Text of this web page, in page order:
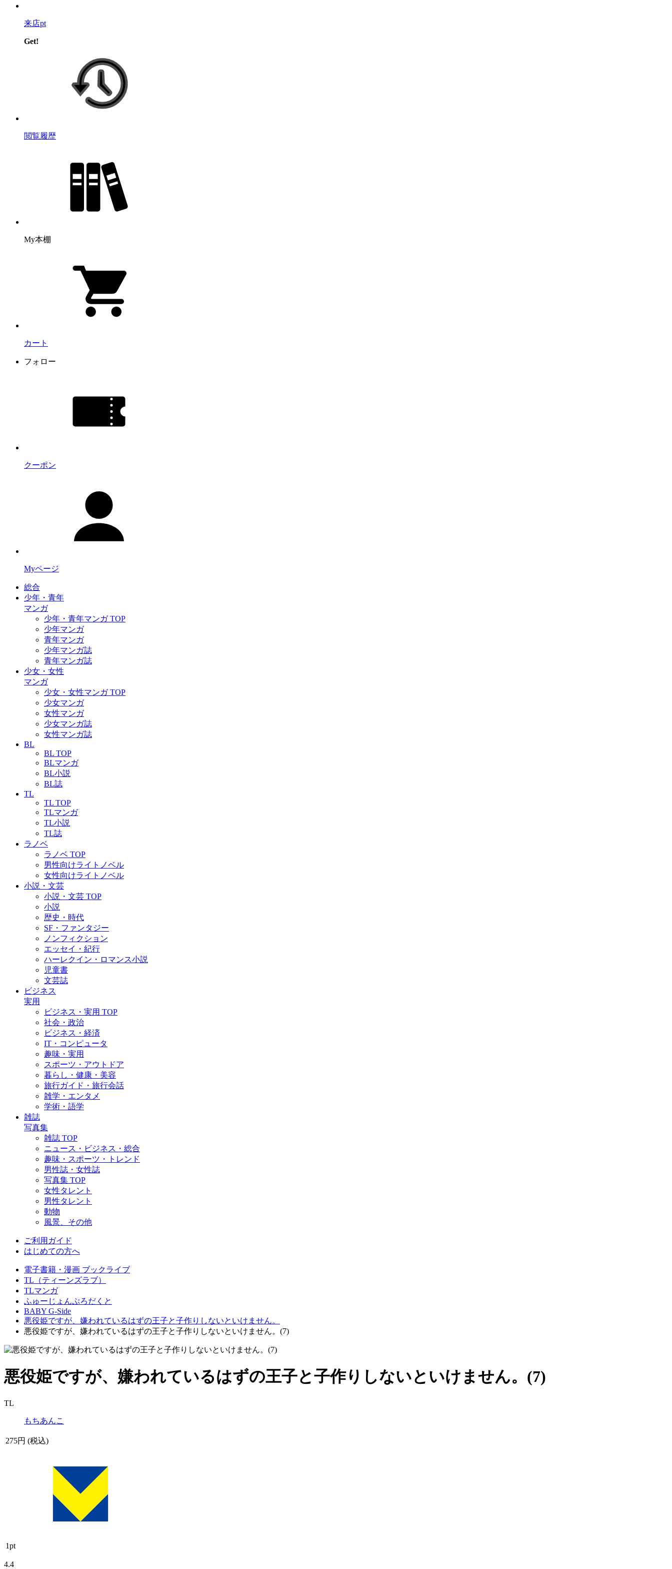
来店pt
Get!
閲覧履歴
My本棚
カート
フォロー
クーポン
Myページ
総合
少年・青年
マンガ
少年・青年マンガ TOP
少年マンガ
青年マンガ
少年マンガ誌
青年マンガ誌
少女・女性
マンガ
少女・女性マンガ TOP
少女マンガ
女性マンガ
少女マンガ誌
女性マンガ誌
BL
BL TOP
BLマンガ
BL小説
BL誌
TL
TL TOP
TLマンガ
TL小説
TL誌
ラノベ
ラノベ TOP
男性向けライトノベル
女性向けライトノベル
小説・文芸
小説・文芸 TOP
小説
歴史・時代
SF・ファンタジー
ノンフィクション
エッセイ・紀行
ハーレクイン・ロマンス小説
児童書
文芸誌
ビジネス
実用
ビジネス・実用 TOP
社会・政治
ビジネス・経済
IT・コンピュータ
趣味・実用
スポーツ・アウトドア
暮らし・健康・美容
旅行ガイド・旅行会話
雑学・エンタメ
学術・語学
雑誌
写真集
雑誌 TOP
ニュース・ビジネス・総合
趣味・スポーツ・トレンド
男性誌・女性誌
写真集 TOP
女性タレント
男性タレント
動物
風景、その他
ご利用ガイド
はじめての方へ
電子書籍・漫画 ブックライブ
TL（ティーンズラブ）
TLマンガ
ふゅーじょんぷろだくと
BABY G-Side
悪役姫ですが、嫌われているはずの王子と子作りしないといけません。
悪役姫ですが、嫌われているはずの王子と子作りしないといけません。(7)
悪役姫ですが、嫌われているはずの王子と子作りしないといけません。(7)
TL
もちあんこ
275円 (税込)
1pt
4.4